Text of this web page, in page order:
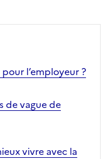
l’employeur ?
de vague de
vivre avec la